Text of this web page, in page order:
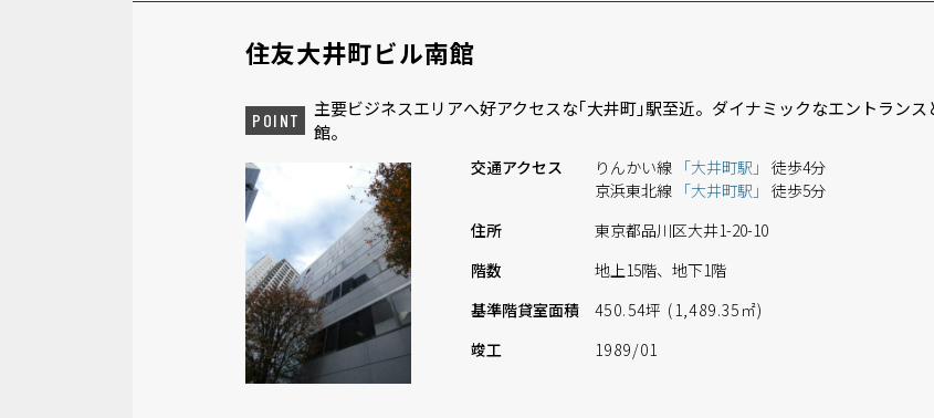
住友大井町ビル南館
POINT
主要ビジネスエリアへ好アクセスな｢大井町｣駅至近。ダイナミックなエントラン
館。
交通アクセス りんかい線 「大井町駅」 徒歩4分
京浜東北線 「大井町駅」 徒歩5分
住所
東京都品川区大井1-20-10
階数
地上15階、地下1階
基準階貸室面積
450.54坪 (1,489.35㎡)
竣工
1989/01